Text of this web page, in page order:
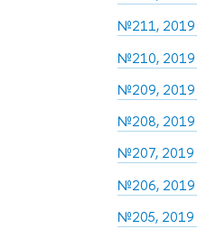
№211, 2019
№210, 2019
№209, 2019
№208, 2019
№207, 2019
№206, 2019
№205, 2019